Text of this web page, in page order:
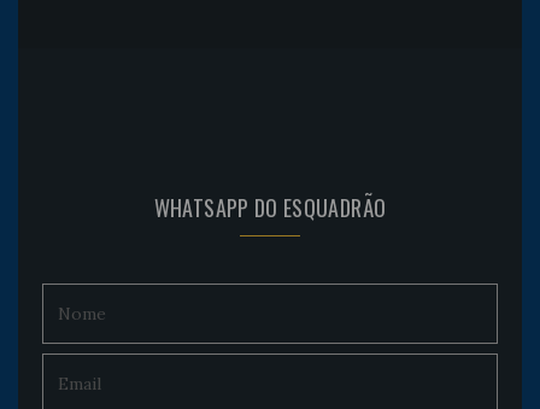
WHATSAPP DO ESQUADRÃO